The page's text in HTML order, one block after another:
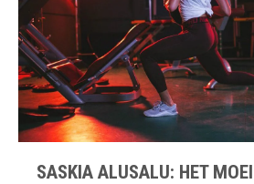
SASKIA ALUSALU: HET